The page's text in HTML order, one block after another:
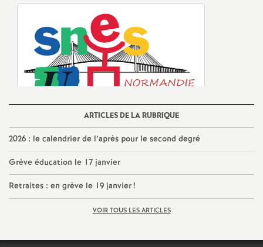
r
s
ARTICLES DE LA RUBRIQUE
2026 : le calendrier de l’après pour le second degré
Grève éducation le 17 janvier
Retraites : en grève le 19 janvier!
VOIR TOUS LES ARTICLES